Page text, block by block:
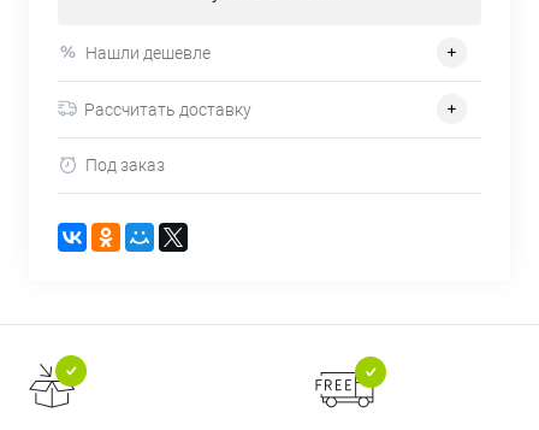
Нашли дешевле
Рассчитать доставку
Под заказ